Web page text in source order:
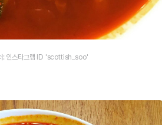
: 인스타그램 ID 'scottish_soo'